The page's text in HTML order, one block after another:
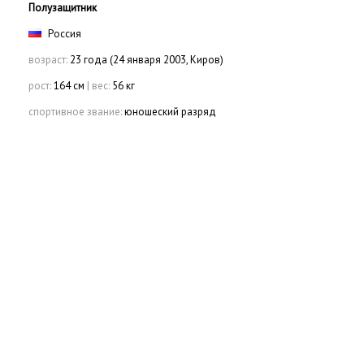
Полузащитник
Россия
возраст: 23 года (24 января 2003, Киров)
рост:164 см | вес: 56 кг
спортивное звание:юношеский разряд